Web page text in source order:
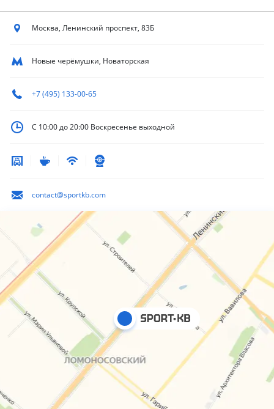
Москва, Ленинский проспект, 83Б
Новые черёмушки, Новаторская
+7 (495) 133-00-65
С 10:00 до 20:00 Воскресенье выходной
contact@sportkb.com